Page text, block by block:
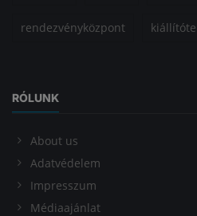
rendezvényközpont
RÓLUNK
About us
Adatvédelem
Impresszum
Médiaajánlat